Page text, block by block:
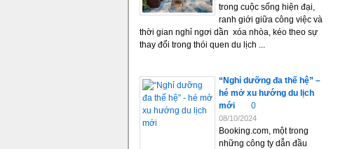
trong cuộc sống hiện đại,
ranh giới giữa công việc và
thời gian nghỉ ngơi dần xóa nhòa, kéo theo sự
thay đổi trong thói quen du lịch ...
“Nghỉ dưỡng đa thế hệ” –
hé mở xu hướng du lịch
mới
0
08/10/2024
Booking.com, một trong
những công ty dẫn đầu